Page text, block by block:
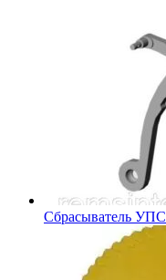
Сбрасыватель УПС